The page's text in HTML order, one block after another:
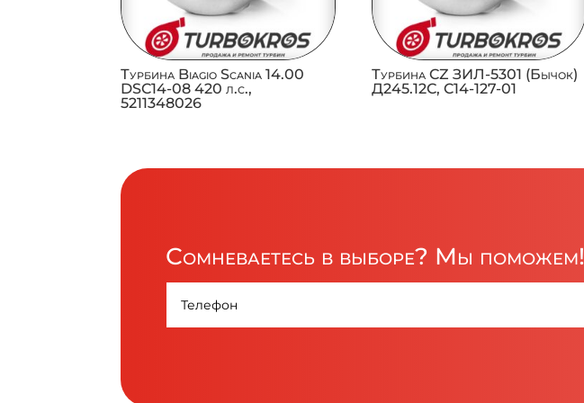
Турбина Biagio Scania 14.00
DSC14-08 420 л.с.,
5211348026
Турбина CZ ЗИЛ-5301 (Бычок)
Д245.12С, C14-127-01
Сомневаетесь в выборе? Мы поможем!